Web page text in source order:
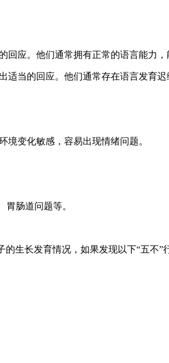
应。他们通常拥有正常的语言能力
当的回应。他们通常存在语言发育
境变化敏感，容易出现情绪问题。
肠道问题等。
生长发育情况，如果发现以下“五不”